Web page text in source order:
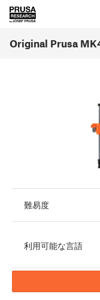
難易度
利用可能な言語